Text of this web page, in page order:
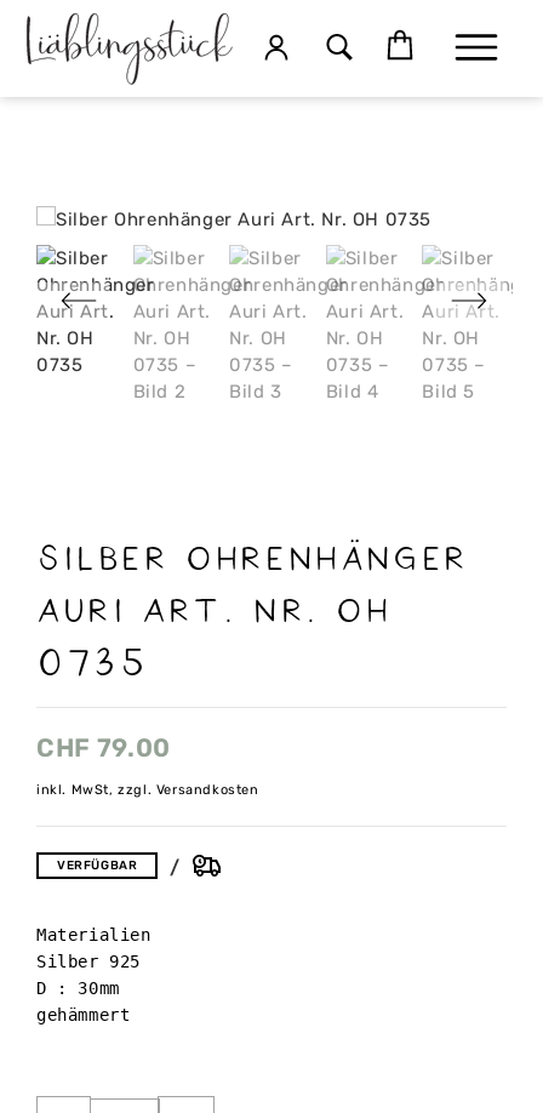
Silber Ohrenhänger
Auri Art. Nr. OH
0735
CHF 79.00
inkl. MwSt, zzgl. Versandkosten
VERFÜGBAR
Materialien
Silber 925
D : 30mm
gehämmert